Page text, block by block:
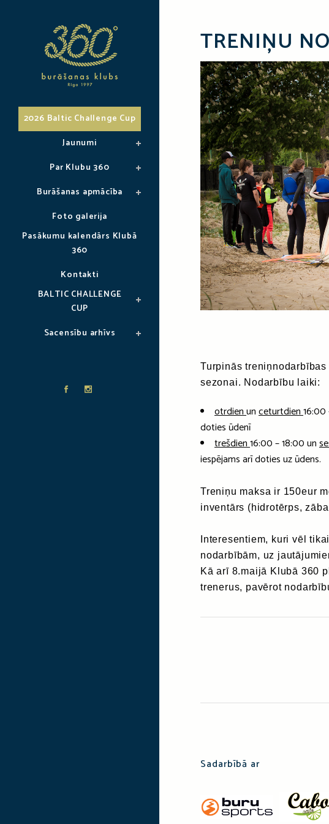
2026 Baltic Challenge Cup
Jaunumi
Par Klubu 360
Burāšanas apmācība
Foto galerija
Pasākumu kalendārs Klubā
360
Kontakti
BALTIC CHALLENGE
CUP
Sacensību arhīvs
TRENIŅU
Turpinās
sezonai. Nodarbību laiki:
otrdienunceturtdien
doties ūdenī
trešdien16:00 – 18:00 un
iespējams arī doties uz ūdens.
Treniņu maksa ir 150eur
inventārs (hidrotērps,
Interesentiem, kuri vēl
nodarbībām, uz
Kā arī 8.maijā Klubā 360
trenerus, pavērot
Sadarbībā ar